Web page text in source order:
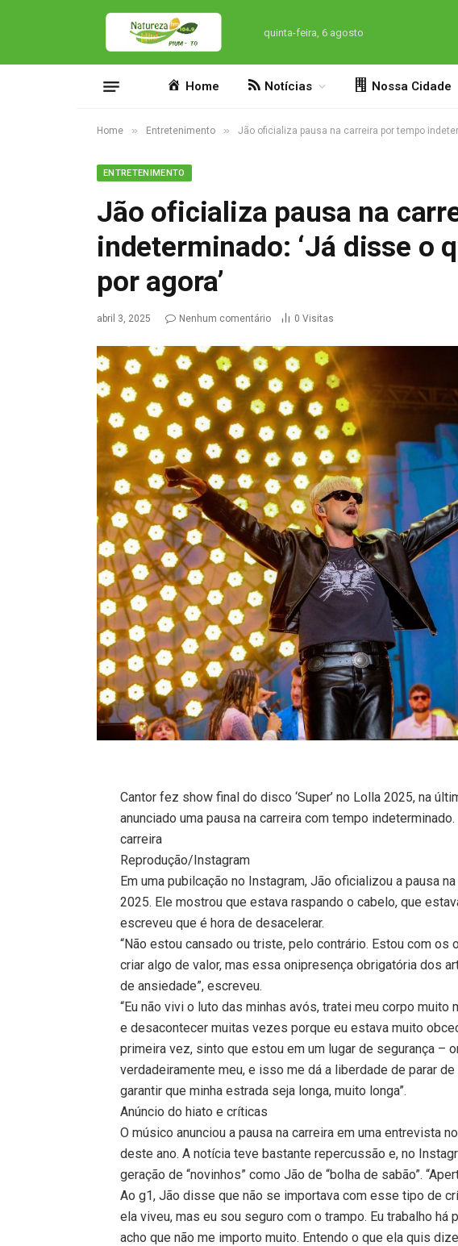
quinta-feira, 6 agosto
Home Notícias Nossa Cidade
Home » Entretenimento » Jão oficializa pausa na carreira por tempo
ENTRETENIMENTO
Jão oficializa pausa na
indeterminado: ‘Já disse o
por agora’
abril 3, 2025 Nenhum comentário 0 Visitas
Cantor fez show final do disco ‘Super’ no Lolla 2025, na
anunciado uma pausa na carreira com tempo
carreira
Reprodução/Instagram
Em uma pubilcação no Instagram, Jão oficializou a pausa
2025. Ele mostrou que estava raspando o cabelo, que
escreveu que é hora de desacelerar.
“Não estou cansado ou triste, pelo contrário. Estou com os
criar algo de valor, mas essa onipresença obrigatória dos
de ansiedade”, escreveu.
“Eu não vivi o luto das minhas avós, tratei meu corpo
e desacontecer muitas vezes porque eu estava muito
primeira vez, sinto que estou em um lugar de segurança –
verdadeiramente meu, e isso me dá a liberdade de parar
garantir que minha estrada seja longa, muito longa”.
Anúncio do hiato e críticas
O músico anunciou a pausa na carreira em uma entrevista
deste ano. A notícia teve bastante repercussão e, no
geração de “novinhos” como Jão de “bolha de sabão”.
Ao g1, Jão disse que não se importava com esse tipo de
ela viveu, mas eu sou seguro com o trampo. Eu trabalho há
acho que não me importo muito. Entendo o que ela quis